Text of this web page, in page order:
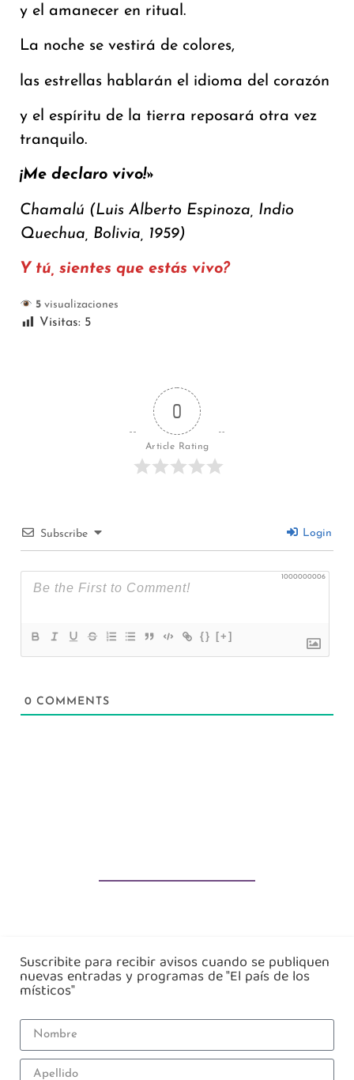
y el amanecer en ritual.
La noche se vestirá de colores,
las estrellas hablarán el idioma del corazón
y el espíritu de la tierra reposará otra vez
tranquilo.
¡Me declaro vivo!»
Chamalú (Luis Alberto Espinoza, Indio
Quechua, Bolivia, 1959)
Y tú, sientes que estás vivo?
5visualizaciones
Visitas: 5
0
Article Rating
Subscribe Login
1000000006
{} [+]
0 COMMENTS
Suscribite para recibir avisos cuando se publiquen
nuevas entradas y programas de "El país de los
místicos"